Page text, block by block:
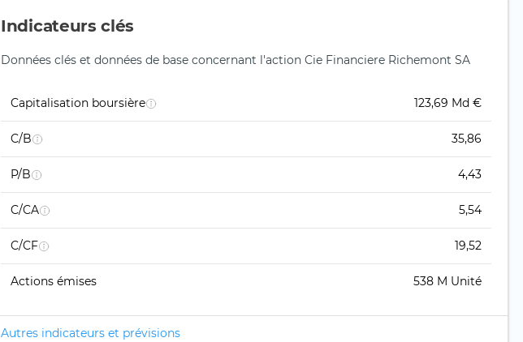
Indicateurs clés
Données clés et données de base concernant l'action Cie Financiere Richemont SA
Capitalisation boursière 123,69 Md €
C/B 35,86
P/B 4,43
C/CA 5,54
C/CF 19,52
Actions émises 538 M Unité
Autres indicateurs et prévisions